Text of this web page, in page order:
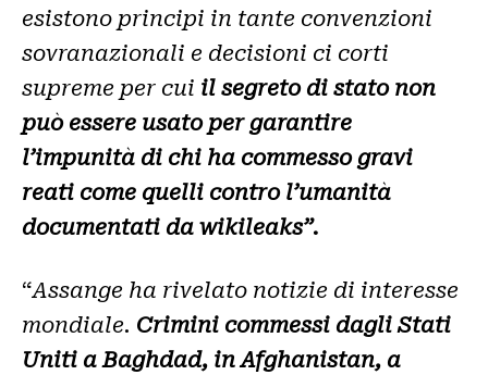
esistono principi in tante convenzioni
sovranazionali e decisioni ci corti
supreme per cui il segreto di stato non
può essere usato per garantire
l’impunità di chi ha commesso gravi
reati come quelli contro l’umanità
documentati da wikileaks”.
“Assange ha rivelato notizie di interesse
mondiale. Crimini commessi dagli Stati
Uniti a Baghdad, in Afghanistan, a